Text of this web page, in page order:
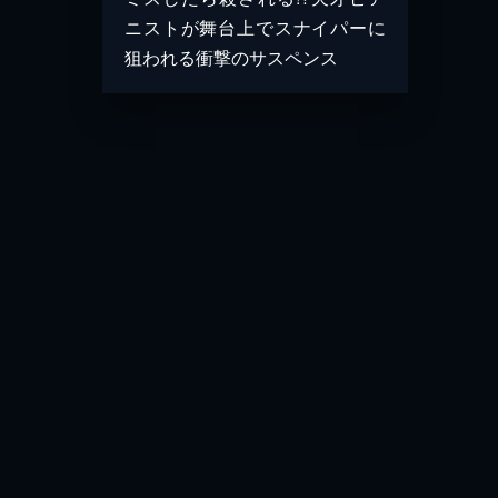
ニストが舞台上でスナイパーに
狙われる衝撃のサスペンス